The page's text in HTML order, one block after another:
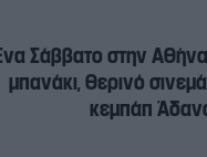
Σάββατο στην
μπανάκι, θερινό
κεμπάπ